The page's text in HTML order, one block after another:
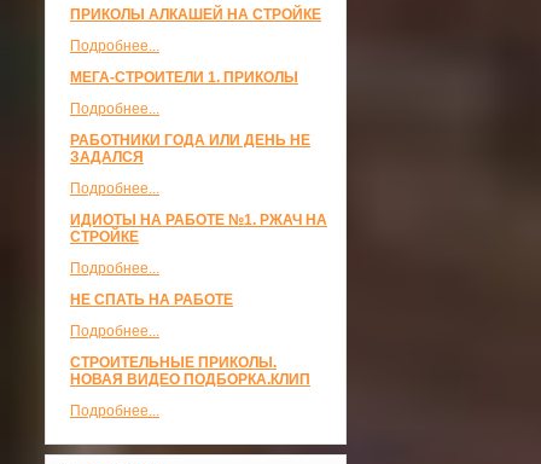
ПРИКОЛЫ АЛКАШЕЙ НА СТРОЙКЕ
Подробнее...
МЕГА-СТРОИТЕЛИ 1. ПРИКОЛЫ
Подробнее...
РАБОТНИКИ ГОДА ИЛИ ДЕНЬ НЕ
ЗАДАЛСЯ
Подробнее...
ИДИОТЫ НА РАБОТЕ №1. РЖАЧ НА
СТРОЙКЕ
Подробнее...
НЕ СПАТЬ НА РАБОТЕ
Подробнее...
СТРОИТЕЛЬНЫЕ ПРИКОЛЫ.
НОВАЯ ВИДЕО ПОДБОРКА.КЛИП
Подробнее...